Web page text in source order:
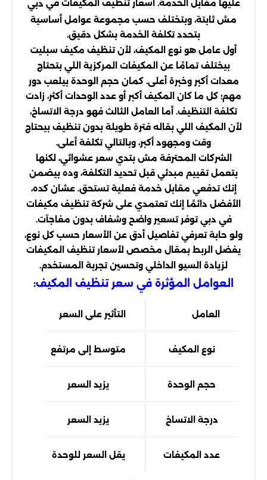
عليها مقابل الخدمة. أسعار تنظيف المكيفات في دبي
مش ثابتة، وبتختلف حسب مجموعة عوامل أساسية
بتحدد تكلفة الخدمة بشكل دقيق.
أول عامل هو نوع المكيف، لأن تنظيف مكيف سبليت
بيختلف تمامًا عن المكيفات المركزية اللي بتحتاج
معدات أكبر وخبرة أعلى. كمان حجم الوحدة بيلعب دور
مهم؛ كل ما كان المكيف أكبر أو عدد الوحدات أكثر، زادت
تكلفة التنظيف. أما العامل الثالث فهو درجة الاتساخ،
لأن المكيف اللي بقاله فترة طويلة بدون تنظيف بيحتاج
وقت ومجهود أكبر، وبالتالي تكلفة أعلى.
الشركات المحترفة مش بتدي سعر عشوائي، لكنها
بتعمل تقييم مبدئي قبل تحديد التكلفة، وده بيضمن
إنك تدفعي مقابل خدمة فعلية تستحق. عشان كده،
الأفضل دائمًا إنك تعتمدي على شركة تنظيف مكيفات
في دبي توفر تسعير واضح وشفاف بدون مفاجآت.
ولو حابة تعرفي تفاصيل أدق عن الأسعار حسب كل نوع،
يفضل الربط بمقال مخصص لأسعار تنظيف المكيفات
لزيادة السيو الداخلي وتحسين تجربة المستخدم.
العوامل المؤثرة في سعر تنظيف المكيف:
العامل التأثير على السعر
نوع المكيف متوسط إلى مرتفع
حجم الوحدة يزيد السعر
درجة الاتساخ يزيد السعر
عدد المكيفات يقل السعر للوحدة